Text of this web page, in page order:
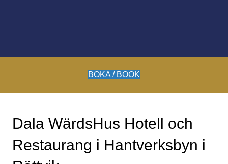
BOKA / BOOK
Dala WärdsHus Hotell och
Restaurang i Hantverksbyn i